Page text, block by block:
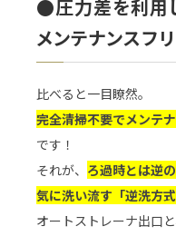
●圧力差を利用
メンテナンスフ
比べると一目瞭然。
完全清掃不要でメンテ
です！
それが、 ろ過時とは逆
気に洗い流す「逆洗方式
オートストレーナ出口